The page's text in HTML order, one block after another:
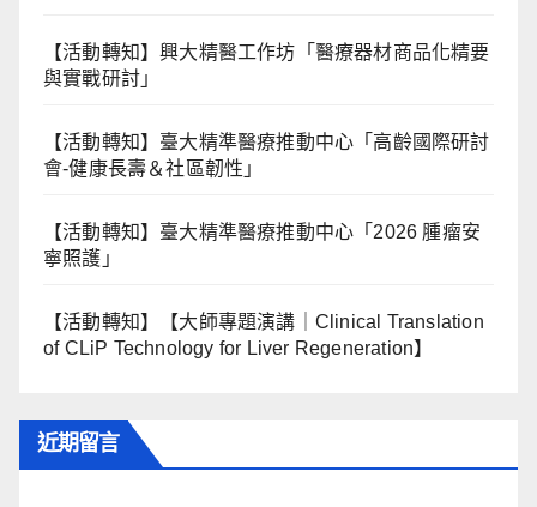
【活動轉知】興大精醫工作坊「醫療器材商品化精要
與實戰研討」
【活動轉知】臺大精準醫療推動中心「高齡國際研討
會-健康長壽＆社區韌性」
【活動轉知】臺大精準醫療推動中心「2026 腫瘤安
寧照護」
【活動轉知】【大師專題演講｜Clinical Translation
of CLiP Technology for Liver Regeneration】
近期留言